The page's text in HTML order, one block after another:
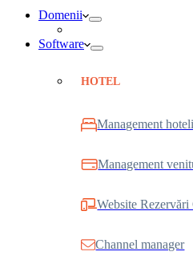
Domenii
Software
HOTEL
Management
Management
Website
Channel manager